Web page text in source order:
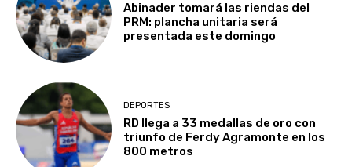
Abinader tomará las riendas del
PRM: plancha unitaria será
presentada este domingo
DEPORTES
RD llega a 33 medallas de oro con
triunfo de Ferdy Agramonte en los
800 metros